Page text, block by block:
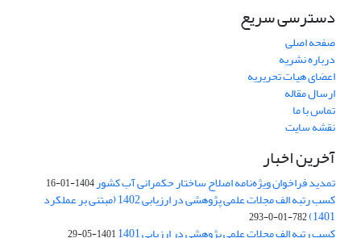
دسترسی سریع
صفحه اصلی
درباره نشریه
اعضای هیات تحریریه
ارسال مقاله
تماس با ما
نقشه سایت
آخرین اخبار
تمدید فراخوان ویژه‌نامه اصلاح ساختار حکمرانی آب کشور1404-01-16
کسب رتبه الف مجلات علمی پژوهشی در ارزیابی 1402 (مبتنی بر عملکرد
1401)
782-01-0-293
کسب رتبه الف مجلات علمی پژوهشی در ارزیابی 1401 1401-05-29